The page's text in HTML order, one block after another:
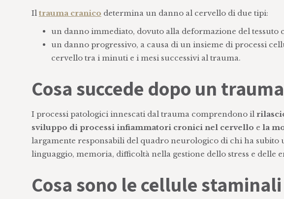
Il trauma cranico determina un danno al cervello di due tipi:
un danno immediato, dovuto alla deformazione del tessuto
un danno progressivo, a causa di un insieme di processi
cervello tra i minuti e i mesi successivi al trauma.
Cosa succede dopo un
I processi patologici innescati dal trauma comprendono il
sviluppo di processi infiammatori cronici nel cervello e la
largamente responsabili del quadro neurologico di chi ha
linguaggio, memoria, difficoltà nella gestione dello stress e delle
Cosa sono le cellule